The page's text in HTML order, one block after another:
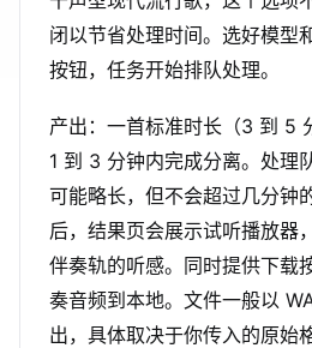
闭以节省处理时间。选好模型
按钮，任务开始排队处理。
产出：一首标准时长（3 到 5
1 到 3 分钟内完成分离。处理
可能略长，但不会超过几分钟
后，结果页会展示试听播放器
伴奏轨的听感。同时提供下载
奏音频到本地。文件一般以
出，具体取决于你传入的原始